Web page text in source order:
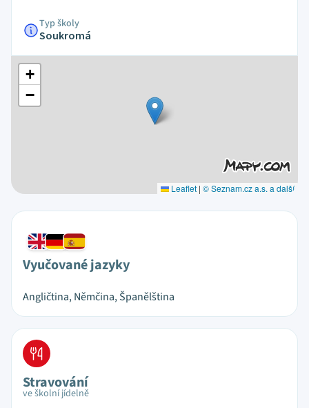
Typ školy
Soukromá
+
−
Leaflet | © Seznam.cz a.s. a další
Vyučované jazyky
Angličtina, Němčina, Španělština
Stravování
ve školní jídelně